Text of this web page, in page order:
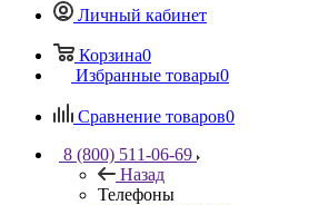
Личный кабинет
Корзина0
Избранные товары0
Сравнение товаров0
8 (800) 511-06-69
Назад
Телефоны